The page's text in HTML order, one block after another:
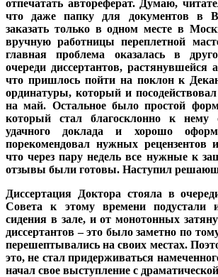
отпечатать автореферат. Думаю,
что даже папку для документов в
заказать только в одном месте в
вручную работницы переплетной
главная проблема оказалась в
очереди диссертантов,
что пришлось пойти на поклон к
ординатуры, который и
на май. Остальное было простой
который стал благосклонно к нему
удачного доклада и хорошо
порекомендовал нужных рецензентов
что через пару недель все нужные к
отзывы были готовы. Наступил
Диссертация Доктора стояла в
Совета к этому времени подустали
сидения в зале, и от монотонных
диссертантов – это было заметно по
перешептывались на своих местах.
это, не стал придерживаться
начал свое выступление с